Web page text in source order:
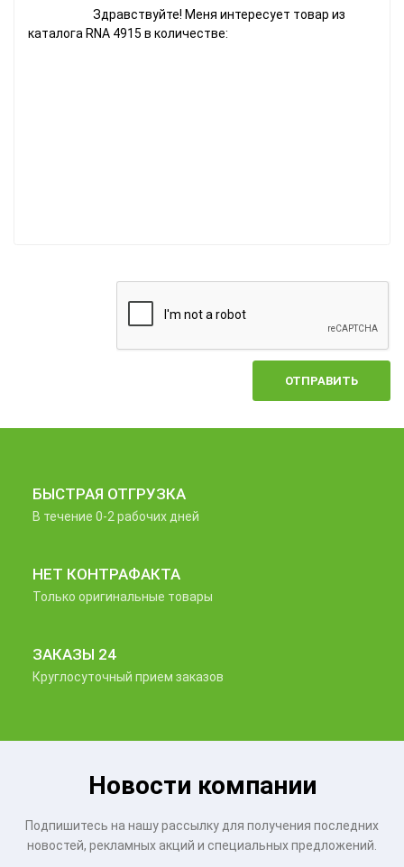
ОТПРАВИТЬ
БЫСТРАЯ ОТГРУЗКА
В течение 0-2 рабочих дней
НЕТ КОНТРАФАКТА
Только оригинальные товары
ЗАКАЗЫ 24
Круглосуточный прием заказов
Новости компании
Подпишитесь на нашу рассылку для получения последних
новостей, рекламных акций и специальных предложений.